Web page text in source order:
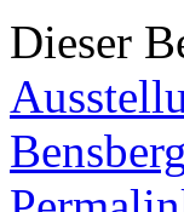
Dieser
Bensberg